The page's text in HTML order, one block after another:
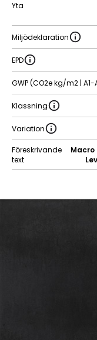
Yta
Miljödeklaration
EPD
GWP (CO2e kg/m2 | A1-
Klassning
Variation
Föreskrivande
text
Macro